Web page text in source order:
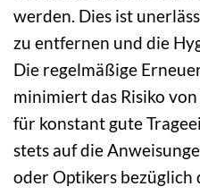
werden. Dies ist
zu entfernen und die
Die regelmäßige
minimiert das Risiko
für konstant gute
stets auf die
oder Optikers bezüglich